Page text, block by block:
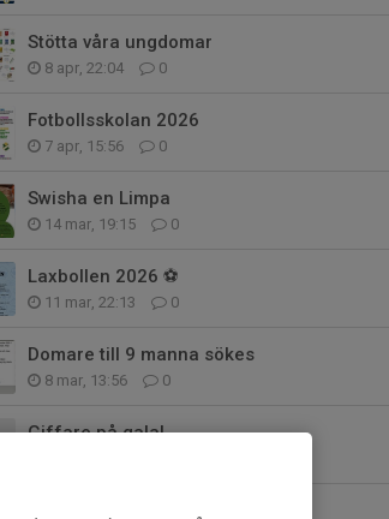
Stötta våra ungdomar
8 apr, 22:04 0
Fotbollsskolan 2026
7 apr, 15:56 0
Swisha en Limpa
14 mar, 19:15 0
Laxbollen 2026 ⚽️
11 mar, 22:13 0
Domare till 9 manna sökes
8 mar, 13:56 0
Giffare på gala!